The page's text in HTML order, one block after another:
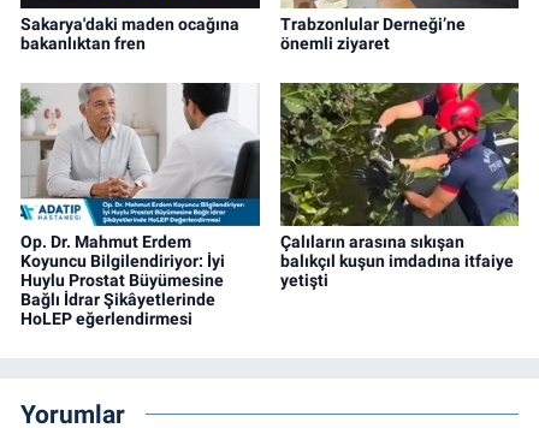
Sakarya'daki maden ocağına
bakanlıktan fren
Trabzonlular Derneği’ne
önemli ziyaret
Op. Dr. Mahmut Erdem
Koyuncu Bilgilendiriyor: İyi
Huylu Prostat Büyümesine
Bağlı İdrar Şikâyetlerinde
HoLEP eğerlendirmesi
Çalıların arasına sıkışan
balıkçıl kuşun imdadına itfaiye
yetişti
Yorumlar